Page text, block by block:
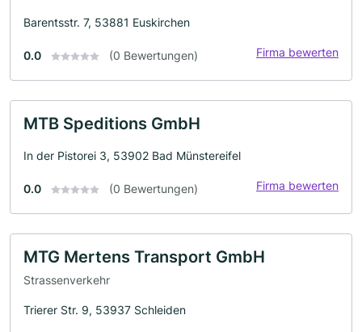
Barentsstr. 7, 53881 Euskirchen
0.0 (0 Bewertungen) Firma bewerten
MTB Speditions GmbH
In der Pistorei 3, 53902 Bad Münstereifel
0.0 (0 Bewertungen) Firma bewerten
MTG Mertens Transport GmbH
Strassenverkehr
Trierer Str. 9, 53937 Schleiden